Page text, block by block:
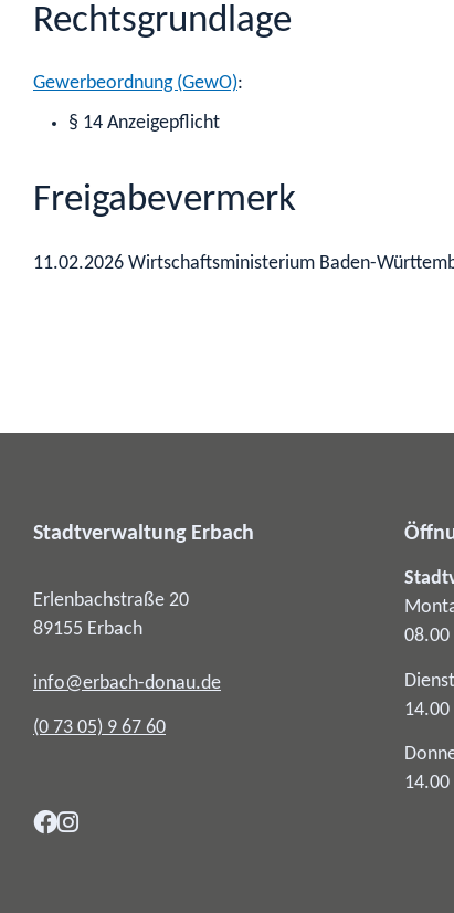
Rechtsgrundlage
Gewerbeordnung (GewO):
§ 14 Anzeigepflicht
Freigabevermerk
11.02.2026 Wirtschaftsministerium Baden-
Stadtverwaltung Erbach
Erlenbachstraße 20
89155 Erbach
info@erbach-donau.de
(0 73 05) 9 67 60
08.00
14.00
14.00